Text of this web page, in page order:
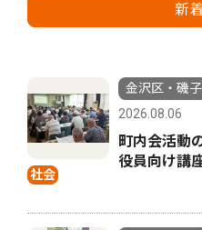
新
社会
金沢区・磯
2026.08.06
町内会活動
役員向け講